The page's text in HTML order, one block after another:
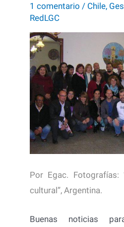
1 comentario / Chile,
RedLGC
Por Egac. Fotografías:
cultural”, Argentina.
Buenas noticias